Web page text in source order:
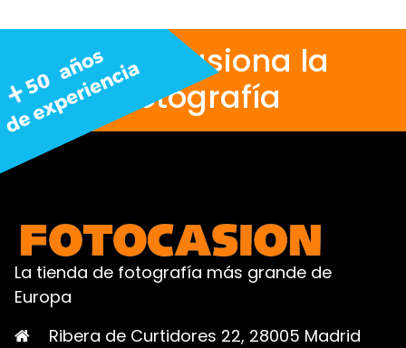
Nos apasiona la
fotografía
La tienda de fotografía más grande de
Europa
Ribera de Curtidores 22, 28005 Madrid